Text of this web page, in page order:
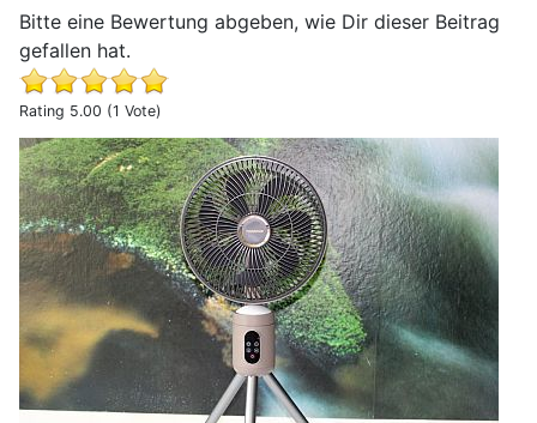
Bitte eine Bewertung abgeben, wie Dir dieser Beitrag
gefallen hat.
Rating 5.00 (1 Vote)
Erfahrungsbericht YOKEKON Akku Ventilator mit